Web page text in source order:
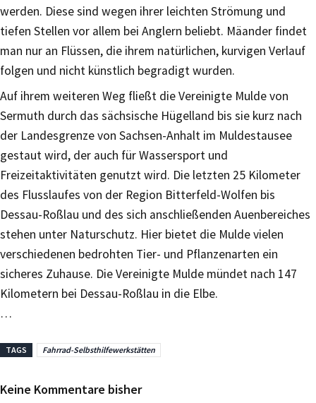
werden. Diese sind wegen ihrer leichten Strömung und
tiefen Stellen vor allem bei Anglern beliebt. Mäander findet
man nur an Flüssen, die ihrem natürlichen, kurvigen Verlauf
folgen und nicht künstlich begradigt wurden.
Auf ihrem weiteren Weg fließt die Vereinigte Mulde von
Sermuth durch das sächsische Hügelland bis sie kurz nach
der Landesgrenze von Sachsen-Anhalt im Muldestausee
gestaut wird, der auch für Wassersport und
Freizeitaktivitäten genutzt wird. Die letzten 25 Kilometer
des Flusslaufes von der Region Bitterfeld-Wolfen bis
Dessau-Roßlau und des sich anschließenden Auenbereiches
stehen unter Naturschutz. Hier bietet die Mulde vielen
verschiedenen bedrohten Tier- und Pflanzenarten ein
sicheres Zuhause. Die Vereinigte Mulde mündet nach 147
Kilometern bei Dessau-Roßlau in die Elbe.
…
TAGS Fahrrad-Selbsthilfewerkstätten
Keine Kommentare bisher